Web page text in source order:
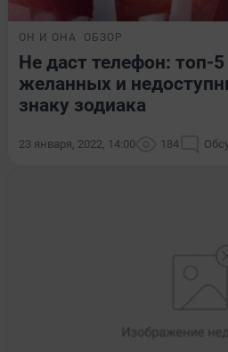
ОН И ОНА ОБЗОР
Не даст телефон: топ-
желанных и
знаку зодиака
23 января, 2022, 14:00 184